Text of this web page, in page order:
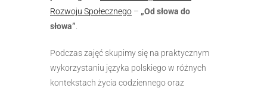
Rozwoju Społecznego – „Od słowa do
słowa”
Podczas zajęć skupimy się na praktycznym
wykorzystaniu języka polskiego w różnych
kontekstach życia codziennego oraz